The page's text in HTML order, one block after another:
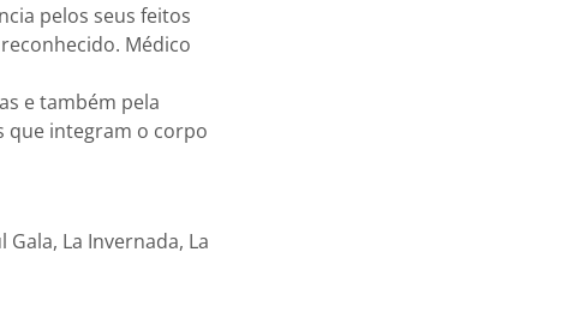
pelos seus feitos
Médico
e também pela
que integram o corpo
La Invernada, La